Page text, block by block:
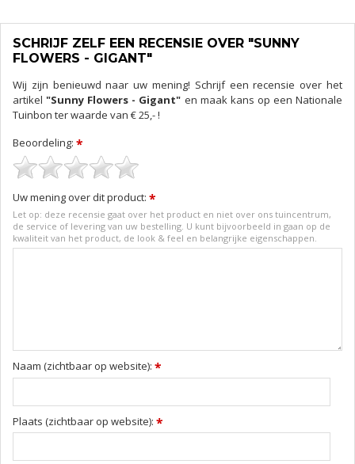
SCHRIJF ZELF EEN RECENSIE OVER "SUNNY
FLOWERS - GIGANT"
Wij zijn benieuwd naar uw mening! Schrijf een recensie over het
artikel"Sunny Flowers - Gigant" en maak kans op een Nationale
Tuinbon ter waarde van € 25,- !
Beoordeling: *
Uw mening over dit product: *
Let op: deze recensie gaat over het product en niet over ons tuincentrum,
de service of levering van uw bestelling. U kunt bijvoorbeeld in gaan op de
kwaliteit van het product, de look & feel en belangrijke eigenschappen.
Naam (zichtbaar op website): *
Plaats (zichtbaar op website): *